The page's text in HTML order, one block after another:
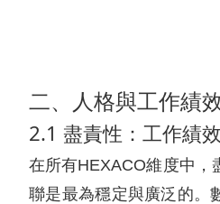
二、人格與工作績
2.1 盡責性：工作績
在所有HEXACO維度中，
聯是最為穩定與廣泛的。